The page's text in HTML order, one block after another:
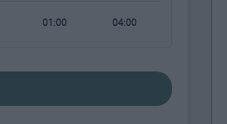
01:00 04:00